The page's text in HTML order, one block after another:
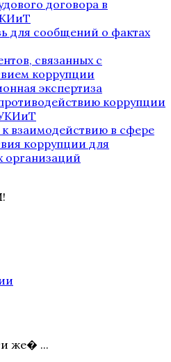
договора в
для сообщений о фактах
связанных с
коррупции
экспертиза
коррупции
взаимодействию в сфере
коррупции для
организаций
же� ...